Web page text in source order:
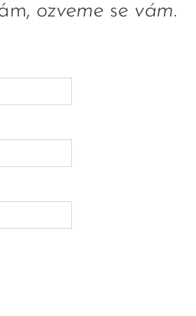
ozvemese vám.